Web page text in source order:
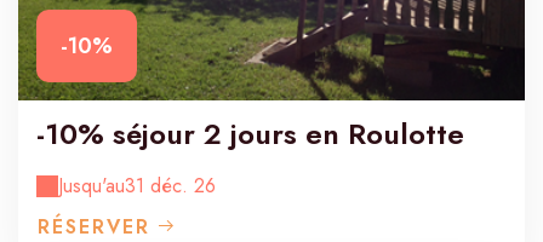
-10%
-10% séjour 2 jours en Roulotte
Jusqu'au31 déc. 26
RÉSERVER